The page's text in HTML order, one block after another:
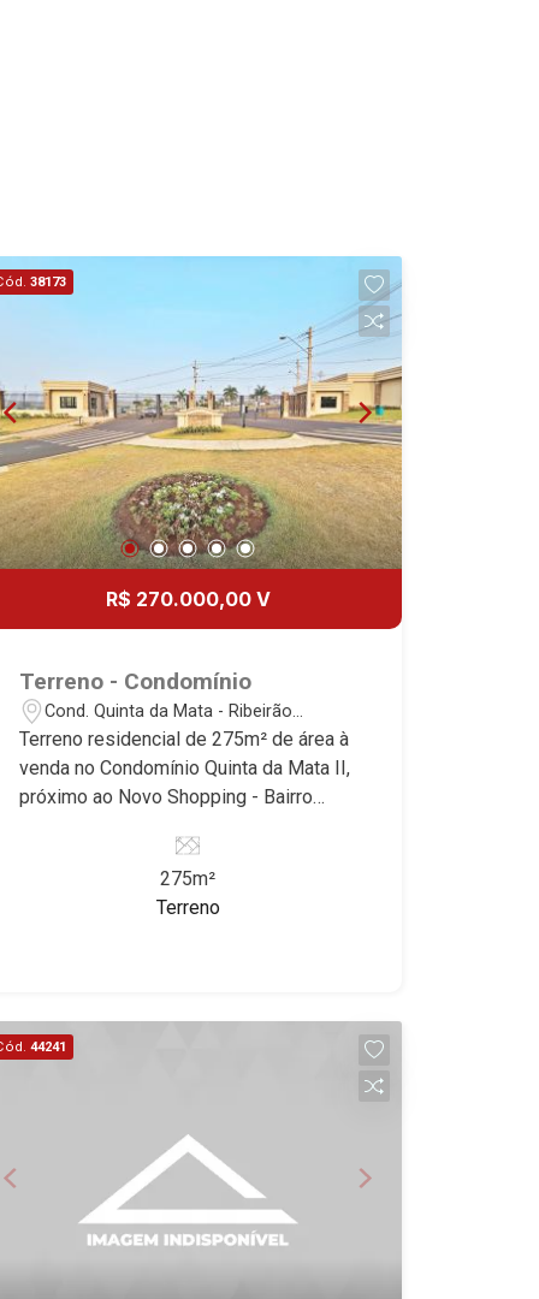
19
20
Aug/Thu
21
Aug/Fri
22
38173
R$ 270.000,00 V
Terreno - Condomínio
Cond. Quinta da Mata - Ribeirão
Preto/SP
Terreno residencial de 275m² de área à
venda no Condomínio Quinta da Mata II,
próximo ao Novo Shopping - Bairro
Conheça as características deste
imóvel que a Martinelli Imobiliária
selecionou para você: - 275m² de área
imobiliário desde 2000! Avenida João
Fiúsa, 1051 - Alto da Boa Vista
275m²
Terreno
44241